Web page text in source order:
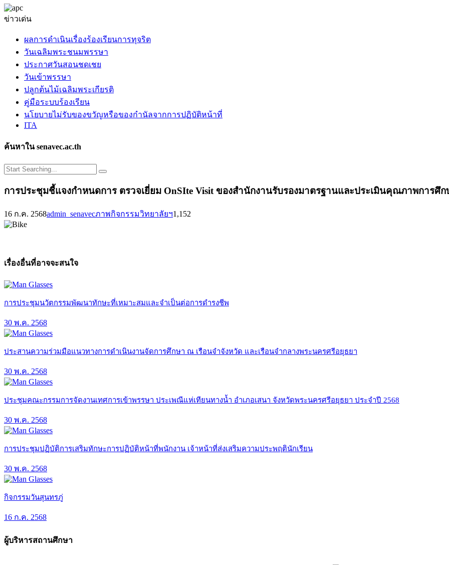
ข่าวเด่น
ผลการดำเนินเรื่องร้องเรียนการทุจริต
วันเฉลิมพระชนมพรรษา
ประกาศวันสอนชดเชย
วันเข้าพรรษา
ปลูกต้นไม้เฉลิมพระเกียรติ
คู่มือระบบร้องเรียน
นโยบายไม่รับของขวัญหรือของกำนัลจากการปฏิบัติหน้าที่
ITA
ค้นหาใน senavec.ac.th
การประชุมชี้แจงกำหนดการ ตรวจเยี่ยม OnSIte Visit ของสำนักงานรับรองมาตรฐานและประเมินคุณภาพการศึก
16 ก.ค. 2568admin_senavecภาพกิจกรรมวิทยาลัยฯ1,152
เรื่องอื่นที่อาจจะสนใจ
การประชุมนวัตกรรมพัฒนาทักษะที่เหมาะสมและจำเป็นต่อการดำรงชีพ
30 พ.ค. 2568
ประสานความร่วมมือแนวทางการดำเนินงานจัดการศึกษา ณ เรือนจำจังหวัด และเรือนจำกลางพระนครศรีอยุธยา
30 พ.ค. 2568
ประชุมคณะกรรมการจัดงานเทศการเข้าพรรษา ประเพณีแห่เทียนทางน้ำ อำเภอเสนา จังหวัดพระนครศรีอยุธยา ประจำปี 2568
30 พ.ค. 2568
การประชุมปฏิบัติการเสริมทักษะการปฏิบัติหน้าที่พนักงาน เจ้าหน้าที่ส่งเสริมความประพฤตินักเรียน
30 พ.ค. 2568
กิจกรรมวันสุนทรภู่
16 ก.ค. 2568
ผู้บริหารสถานศึกษา